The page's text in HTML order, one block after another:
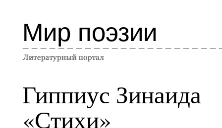
Мир поэзии
Гиппиус Зинаида
«Стихи»